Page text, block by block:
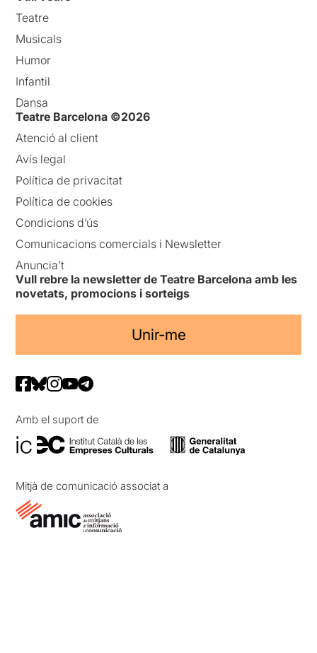
Teatre
Musicals
Humor
Infantil
Dansa
Teatre Barcelona ©2026
Atenció al client
Avís legal
Política de privacitat
Política de cookies
Condicions d’ús
Comunicacions comercials i Newsletter
Anuncia’t
Vull rebre la newsletter de Teatre Barcelona amb les
novetats, promocions i sorteigs
Unir-me
Amb el suport de
Mitjà de comunicació associat a